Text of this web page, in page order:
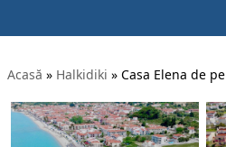
Acasă » Halkidiki » Casa Elena de